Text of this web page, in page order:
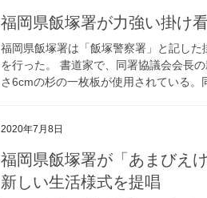
福岡県飯塚署が力強い掛け
福岡県飯塚署は「飯塚警察署」と記し
を行った。 書道家で、同署協議会会長
さ6cmの杉の一枚板が使用されている
2020年7月8日
福岡県飯塚署が「あまびえけいさつ」の語呂合わせで、署員の
新しい生活様式を提唱